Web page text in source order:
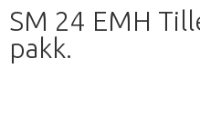
SM 24 EMH
pakk.